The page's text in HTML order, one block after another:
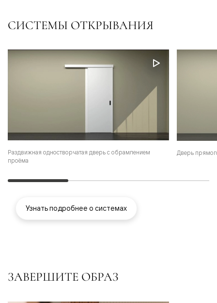
СИСТЕМЫ ОТКРЫВАНИЯ
Раздвижная одностворчатая дверь с обрамлением
проёма
Дверь
Узнать подробнее о системах
ЗАВЕРШИТЕ ОБРАЗ